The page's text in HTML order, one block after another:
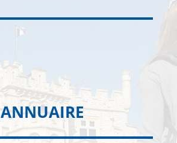
ANNUAIRE